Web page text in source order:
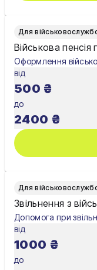
Для
Військова пенсія
Оформлення
від
500 ₴
до
2400 ₴
Для
Звільнення з
Допомога при
від
1000 ₴
до